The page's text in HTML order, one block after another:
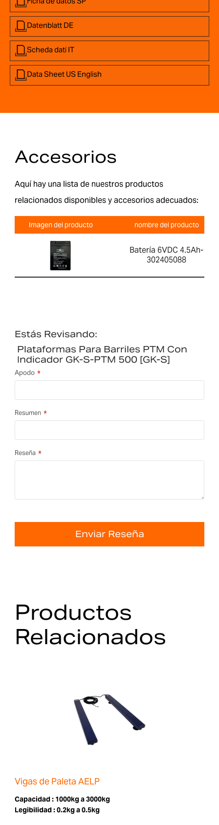
Datenblatt DE
Scheda dati IT
Data Sheet US English
Accesorios
Aquí hay una lista de nuestros productos
relacionados disponibles y accesorios adecuados:
Imagen del producto nombre del producto
Batería 6VDC 4.5Ah-
302405088
Estás Revisando:
Plataformas Para Barriles PTM Con
Indicador GK-S-PTM 500 [GK-S]
Apodo
Resumen
Reseña
Enviar Reseña
Productos
Relacionados
Vigas de Paleta AELP
Capacidad : 1000kg a 3000kg
Legibilidad :0.2kg a 0.5kg